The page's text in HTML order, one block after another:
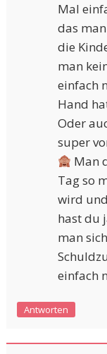
Mal
das
die
man
einfach
Hand
Oder
super
Man
Tag so
wird
hast du
man
einfach
Antworten